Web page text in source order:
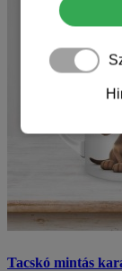
Tacskó mintás